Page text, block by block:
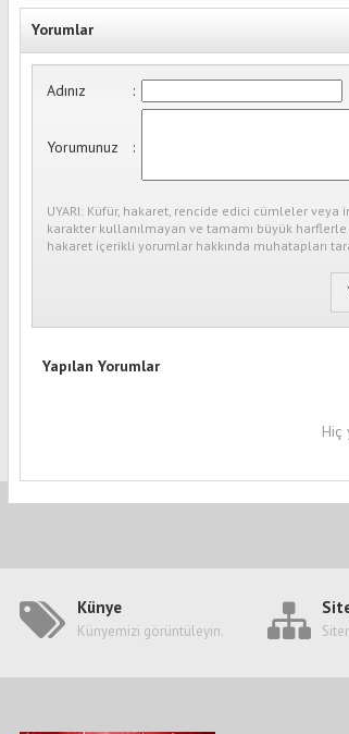
Yorumlar
Adınız :
Yorumunuz :
UYARI: Küfür, hakaret, rencide edici cümleler veya
karakter kullanılmayan ve tamamı büyük
hakaret içerikli yorumlar hakkında muhatapları
Yapılan Yorumlar
Hiç
Künye
Künyemizi görüntüleyin.